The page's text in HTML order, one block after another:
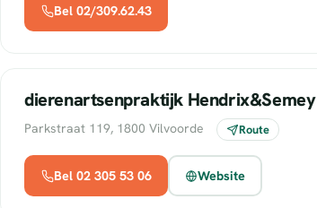
Bel 02/309.62.43
dierenartsenpraktijk Hendrix&Semey
Parkstraat 119, 1800 Vilvoorde Route
Bel 02 305 53 06 Website